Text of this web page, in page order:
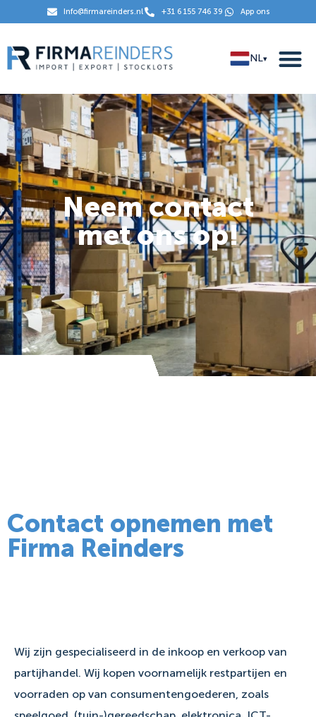
Info@firmareinders.nl +31 6 155 746 39 App ons
NL▾
Neem contact
met ons op!
Contact opnemen met
Firma Reinders
Wij zijn gespecialiseerd in de inkoop en verkoop van
partijhandel. Wij kopen voornamelijk restpartijen en
voorraden op van consumentengoederen, zoals